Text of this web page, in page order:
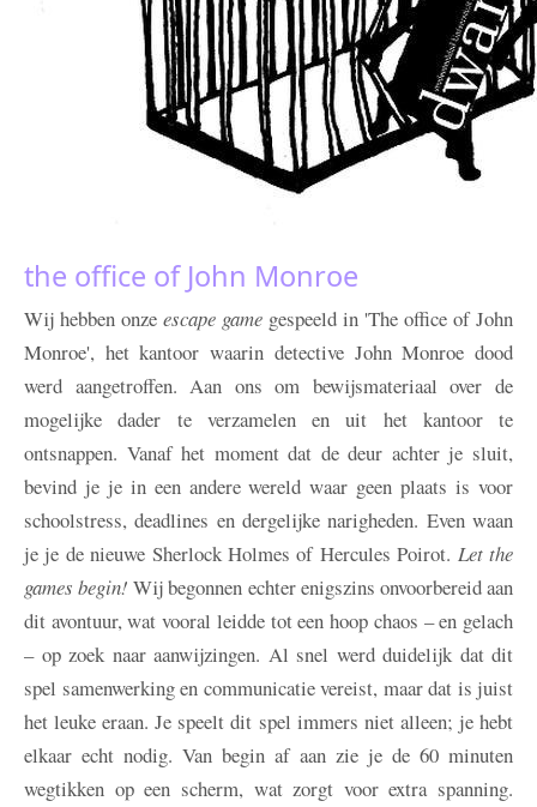
the office of John Monroe
Wij hebben onze escape game gespeeld in 'The office of John
Monroe', het kantoor waarin detective John Monroe dood
werd aangetroffen. Aan ons om bewijsmateriaal over de
mogelijke dader te verzamelen en uit het kantoor te
ontsnappen. Vanaf het moment dat de deur achter je sluit,
bevind je je in een andere wereld waar geen plaats is voor
schoolstress, deadlines en dergelijke narigheden. Even waan
je je de nieuwe Sherlock Holmes of Hercules Poirot. Let the
games begin! Wij begonnen echter enigszins onvoorbereid aan
dit avontuur, wat vooral leidde tot een hoop chaos – en gelach
– op zoek naar aanwijzingen. Al snel werd duidelijk dat dit
spel samenwerking en communicatie vereist, maar dat is juist
het leuke eraan. Je speelt dit spel immers niet alleen; je hebt
elkaar echt nodig. Van begin af aan zie je de 60 minuten
wegtikken op een scherm, wat zorgt voor extra spanning.